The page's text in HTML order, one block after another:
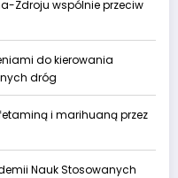
Zdroju wspólnie przeciw
do kierowania
dróg
i marihuaną przez
Nauk Stosowanych